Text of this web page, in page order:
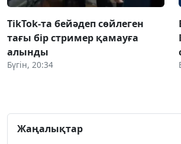
TikTok-та бейәдеп сөйлеген
тағы бір стример қамауға
алынды
Бүгін, 20:34
Жаңалықтар